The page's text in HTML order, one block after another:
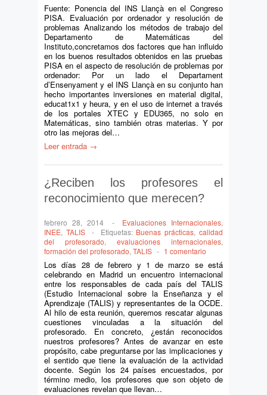
Fuente: Ponencia del INS Llançà en el Congreso
PISA. Evaluación por ordenador y resolución de
problemas Analizando los métodos de trabajo del
Departamento de Matemáticas del
Instituto,concretamos dos factores que han influido
en los buenos resultados obtenidos en las pruebas
PISA en el aspecto de resolución de problemas por
ordenador: Por un lado el Departament
d’Ensenyament y el INS Llançà en su conjunto han
hecho importantes inversiones en material digital,
educat1x1 y heura, y en el uso de internet a través
de los portales XTEC y EDU365, no solo en
Matemáticas, sino también otras materias. Y por
otro las mejoras del…
Leer entrada →
¿Reciben los profesores el
reconocimiento que merecen?
febrero 28, 2014 - Evaluaciones Internacionales,
INEE, TALIS - Etiquetas: Buenas prácticas,calidad
del profesorado, evaluaciones internacionales,
formación del profesorado, TALIS - 1 comentario
Los días 28 de febrero y 1 de marzo se está
celebrando en Madrid un encuentro internacional
entre los responsables de cada país del TALIS
(Estudio Internacional sobre la Enseñanza y el
Aprendizaje (TALIS) y representantes de la OCDE.
Al hilo de esta reunión, queremos rescatar algunas
cuestiones vinculadas a la situación del
profesorado. En concreto, ¿están reconocidos
nuestros profesores? Antes de avanzar en este
propósito, cabe preguntarse por las implicaciones y
el sentido que tiene la evaluación de la actividad
docente. Según los 24 países encuestados, por
término medio, los profesores que son objeto de
evaluaciones revelan que llevan…